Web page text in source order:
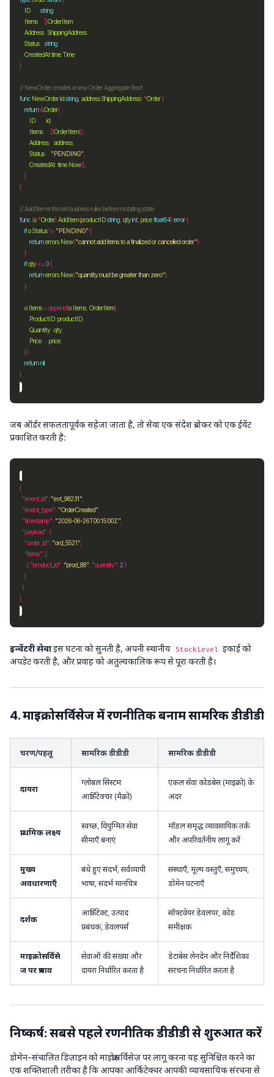
ID
string
Items
     []
OrderItem
Address ShippingAddress
Status
string
CreatedAttimeTime
// NewOrder creates a new Order Aggregate Root
func NewOrder(idstring addressShippingAddress) *Order
return&Order
ID: id
Items:     []OrderItem
Address: address
Status: "PENDING"
CreatedAt: time Now
// AddItem enforces business rules before mutating state
func (o*Order) AddItem(productIDstring qtyint, pricefloat64) error
ifoStatus != "PENDING"
returnerrors New("cannot add items to a finalized or cancelled order"
ifqty <=0
returnerrors New("quantity must be greater than zero"
o Items = append(o Items OrderItem
ProductID: productID
Quantity: qty
Price: price
returnnil
जब ऑर्डर सफलतापूर्वक सहेजा जाता है, तो सेवा एक संदेश ब्रोकर को एक ईवेंट
प्रकाशित करती है:
"event_id": "evt_98231"
"event_type": "OrderCreated"
"timestamp": "2026-06-26T00:15:00Z"
"payload"
"order_id": "ord_5521"
"items"
      {
"product_id": "prod_88" "quantity": 2
इन्वेंटरी सेवाइस घटना को सुनती है, अपनी स्थानीय StockLevel इकाई को
अपडेट करती है, और प्रवाह को अतुल्यकालिक रूप से पूरा करती है।
4. माइक्रोसर्विसेज में रणनीतिक बनाम सामरिक डीडीडी
चरण/पहलू सामरिक डीडीडी सामरिक डीडीडी
दायरा
ग्लोबल सिस्टम
आर्किटेक्चर (मैक्रो)
एकल सेवा कोडबेस (माइक्रो) के
अंदर
प्राथमिक लक्ष्य
स्वच्छ, वियुग्मित सेवा
सीमाएँ बनाएं
मॉडल समृद्ध व्यावसायिक तर्क
और अपरिवर्तनीय लागू करें
मुख्य
अवधारणाएँ
बंधे हुए संदर्भ, सर्वव्यापी
भाषा, संदर्भ मानचित्र
संस्थाएँ, मूल्य वस्तुएँ, समुच्चय,
डोमेन घटनाएँ
दर्शक
आर्किटेक्ट, उत्पाद
प्रबंधक, डेवलपर्स
सॉफ़्टवेयर डेवलपर, कोड
समीक्षक
माइक्रोसर्विसे
ज पर प्रभाव
सेवाओं की संख्या और
दायरा निर्धारित करता है
डेटाबेस लेनदेन और निर्देशिका
संरचना निर्धारित करता है
निष्कर्ष: सबसे पहले रणनीतिक डीडीडी से शुरुआत करें
डोमेन-संचालित डिज़ाइन को माइक्रोसर्विसेज़ पर लागू करना यह सुनिश्चित करने का
एक शक्तिशाली तरीका है कि आपका आर्किटेक्चर आपकी व्यावसायिक संरचना से